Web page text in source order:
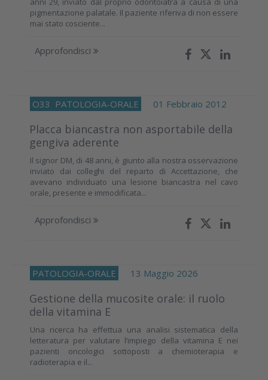
pigmentazione palatale. Il paziente riferiva di non essere
mai stato cosciente...
Approfondisci
O33 PATOLOGIA-ORALE 01 Febbraio 2012
Placca biancastra non asportabile della
gengiva aderente
Il signor DM, di 48 anni, è giunto alla nostra osservazione
inviato dai colleghi del reparto di Accettazione, che
avevano individuato una lesione biancastra nel cavo
orale, presente e immodificata...
Approfondisci
PATOLOGIA-ORALE 13 Maggio 2026
Gestione della mucosite orale: il ruolo
della vitamina E
Una ricerca ha effettua una analisi sistematica della
letteratura per valutare l’impiego della vitamina E nei
pazienti oncologici sottoposti a chemioterapia e
radioterapia e il...